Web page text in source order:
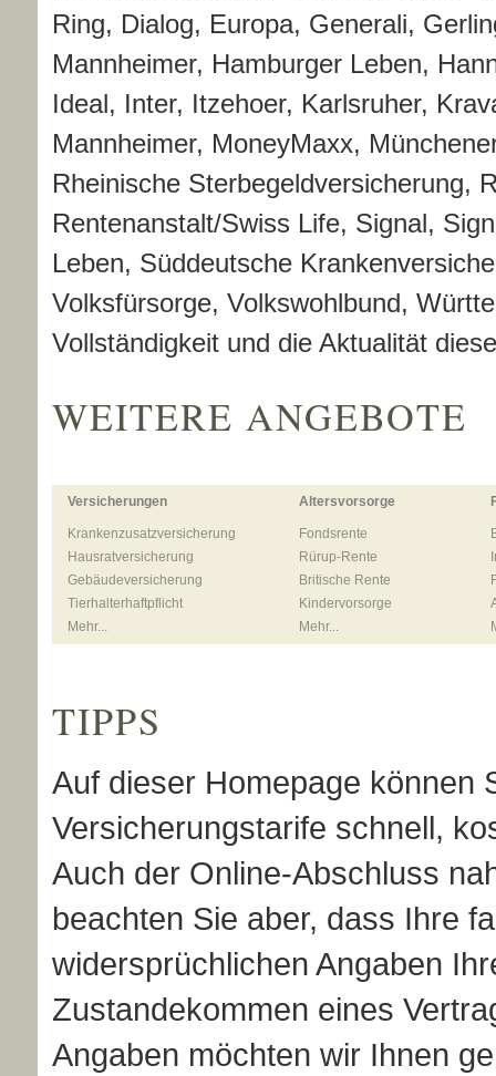
Ring, Dialog, Europa, Generali,
Mannheimer, Hamburger Leben,
Ideal, Inter, Itzehoer, Karlsruher,
Mannheimer, MoneyMaxx,
Rheinische Ster­be­geldversicherung,
Rentenanstalt/Swiss Life, Signal,
Leben, Süddeutsche
Volksfürsorge, Volkswohlbund,
Vollständigkeit und die Aktualität
WEITERE ANGEBOTE
Versicherungen Alters­vorsorge
Kranken­zusatz­ver­si­che­rung
Haus­rat­ver­si­che­rung
Ge­bäude­ver­si­che­rung
Tierhalterhaftpflicht
Mehr...
Fondsrente
Rürup-Rente
Britische Rente
Kindervorsorge
Mehr...
TIPPS
Auf dieser Homepage können
Versicherungstarife schnell,
Auch der Online-Abschluss
beachten Sie aber, dass Ihre
widersprüchlichen Angaben
Zustandekommen eines
Angaben möchten wir Ihnen